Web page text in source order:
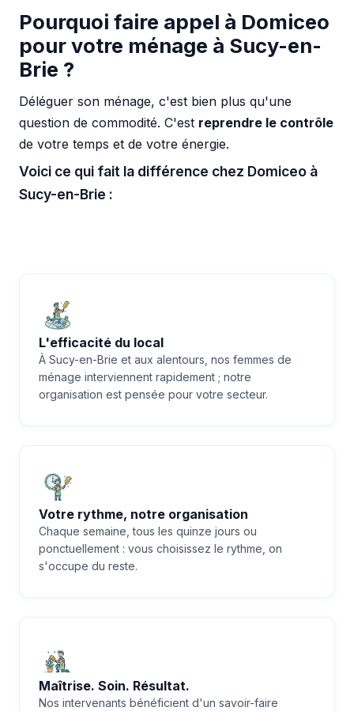
Pourquoi faire appel à Domiceo
pour votre ménage à Sucy-en-
Brie ?
Déléguer son ménage, c'est bien plus qu'une
question de commodité. C'est reprendre le contrôle
de votre temps et de votre énergie.
Voici ce qui fait la différence chez Domiceo à
Sucy-en-Brie :
L'efficacité du local
À Sucy-en-Brie et aux alentours, nos femmes de
ménage interviennent rapidement ; notre
organisation est pensée pour votre secteur.
Votre rythme, notre organisation
Chaque semaine, tous les quinze jours ou
ponctuellement : vous choisissez le rythme, on
s'occupe du reste.
Maîtrise. Soin. Résultat.
Nos intervenants bénéficient d'un savoir-faire